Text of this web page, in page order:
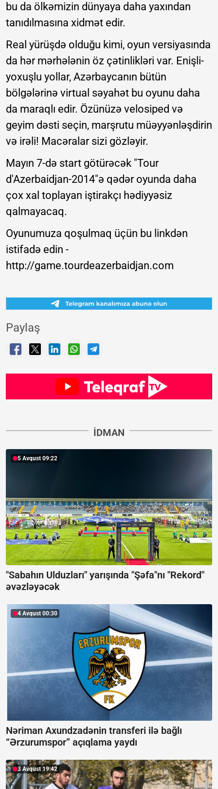
bu da ölkəmizin dünyaya daha yaxından
tanıdılmasına xidmət edir.
Real yürüşdə olduğu kimi, oyun versiyasında
da hər mərhələnin öz çətinlikləri var. Enişli-
yoxuşlu yollar, Azərbaycanın bütün
bölgələrinə virtual səyahət bu oyunu daha
da maraqlı edir. Özünüzə velosiped və
geyim dəsti seçin, marşrutu müəyyənləşdirin
və irəli! Macəralar sizi gözləyir.
Mayın 7-də start götürəcək "Tour
d'Azerbaidjan-2014"ə qədər oyunda daha
çox xal toplayan iştirakçı hədiyyəsiz
qalmayacaq.
Oyunumuza qoşulmaq üçün bu linkdən
istifadə edin -
http://game.tourdeazerbaidjan.com
Paylaş
İDMAN
5 Avqust 09:22
"Sabahın Ulduzları" yarışında "Şəfa"nı "Rekord"
əvəzləyəcək
4 Avqust 00:30
Nəriman Axundzadənin transferi ilə bağlı
“Ərzurumspor” açıqlama yaydı
3 Avqust 19:42